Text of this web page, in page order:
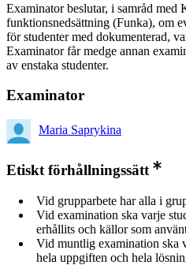
Examinator beslutar, i samråd med
funktionsnedsättning (Funka), om
för studenter med dokumenterad,
Examinator får medge annan
av enstaka studenter.
Examinator
Maria Saprykina
Etiskt förhållningssätt
Vid grupparbete har alla i
Vid examination ska varje
erhållits och källor som
Vid muntlig examination ska
hela uppgiften och hela